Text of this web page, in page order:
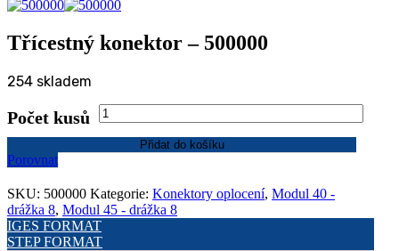
Třícestný konektor – 500000
254 skladem
Počet kusů
Třícestný
konektor
Přidat do košíku
Porovnat
SKU: 500000 Kategorie: Konektory oplocení, Modul 40 -
drážka 8, Modul 45 - drážka 8
IGES FORMAT
STEP FORMAT